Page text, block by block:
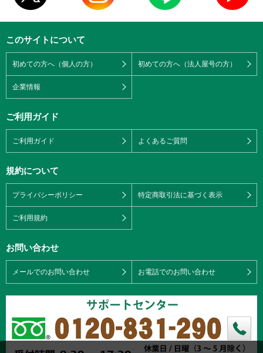
このサイトについて
初めての方へ（個人の方） 初めての方へ（法人屋号の方）
企業情報
ご利用ガイド
ご利用ガイド よくあるご質問
規約について
プライバシーポリシー 特定商取引法に基づく表示
ご利用規約
お問い合わせ
メールでのお問い合わせ お電話でのお問い合わせ